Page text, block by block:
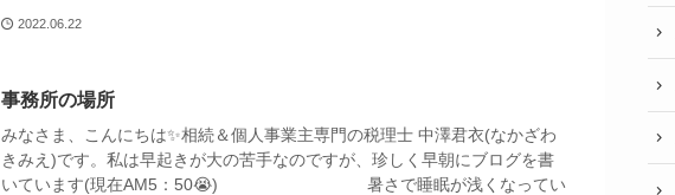
2022.06.22
事務所の場所
みなさま、こんにちは✨相続＆個人事業主専門の税理士 中澤君衣(なかざわ
きみえ)です。私は早起きが大の苦手なのですが、珍しく早朝にブログを書
いています(現在AM5：50😭) 暑さで睡眠が浅くなってい